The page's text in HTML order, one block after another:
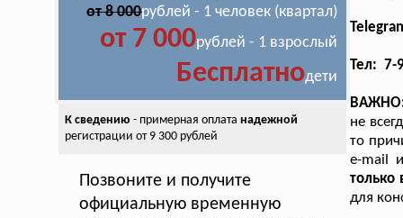
от 8 000рублей - 1 человек (квартал)
от 7 000рублей - 1 взрослый
Бесплатнодети
К сведению - примерная оплата надежной
регистрации от 9 300 рублей
Позвоните и получите
официальную временную
Тел: 7-
не
то
e-mail
для